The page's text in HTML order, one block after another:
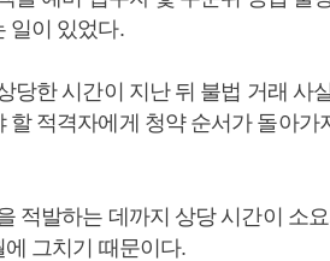
일이 있었다.
당한 시간이 지난 뒤 불법 거래 사
적격자에게 청약 순서가 돌아가
적발하는 데까지 상당 시간이 소
그치기 때문이다.